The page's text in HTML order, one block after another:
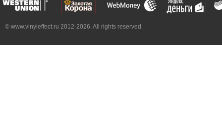
© www.vinyleffect.ru 2012-2026. All rights reserved.